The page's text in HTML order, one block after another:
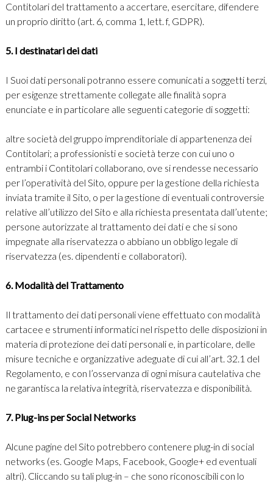
Contitolari del trattamento a accertare, esercitare, difendere
un proprio diritto (art. 6, comma 1, lett. f, GDPR).
5. I destinatari dei dati
I Suoi dati personali potranno essere comunicati a soggetti terzi,
per esigenze strettamente collegate alle finalità sopra
enunciate e in particolare alle seguenti categorie di soggetti:
altre società del gruppo imprenditoriale di appartenenza dei
Contitolari; a professionisti e società terze con cui uno o
entrambi i Contitolari collaborano, ove si rendesse necessario
per l’operatività del Sito, oppure per la gestione della richiesta
inviata tramite il Sito, o per la gestione di eventuali controversie
relative all’utilizzo del Sito e alla richiesta presentata dall’utente;
persone autorizzate al trattamento dei dati e che si sono
impegnate alla riservatezza o abbiano un obbligo legale di
riservatezza (es. dipendenti e collaboratori).
6. Modalità del Trattamento
Il trattamento dei dati personali viene effettuato con modalità
cartacee e strumenti informatici nel rispetto delle disposizioni in
materia di protezione dei dati personali e, in particolare, delle
misure tecniche e organizzative adeguate di cui all’art. 32.1 del
Regolamento, e con l’osservanza di ogni misura cautelativa che
ne garantisca la relativa integrità, riservatezza e disponibilità.
7. Plug-ins per Social Networks
Alcune pagine del Sito potrebbero contenere plug-in di social
networks (es. Google Maps, Facebook, Google+ ed eventuali
altri). Cliccando su tali plug-in – che sono riconoscibili con lo